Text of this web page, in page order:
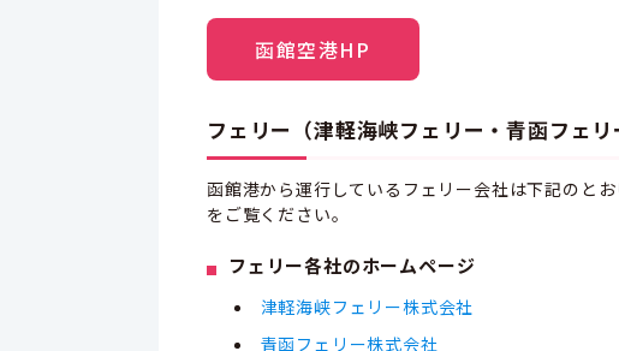
函館空港HP
フェリー（津軽海峡フェリー・青函フェリ
函館港から運行しているフェリー会社は下記のと
をご覧ください。
フェリー各社のホームページ
津軽海峡フェリー株式会社
青函フェリー株式会社